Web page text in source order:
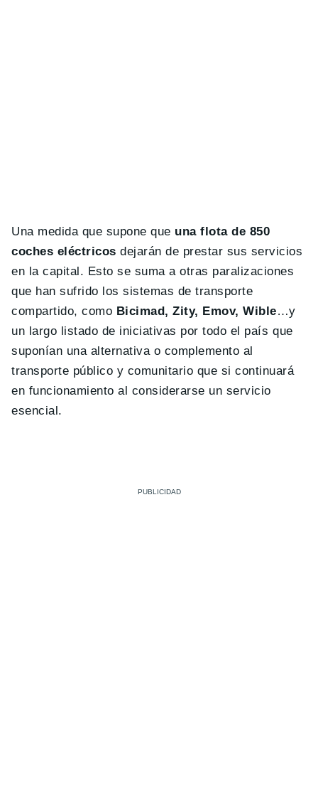
Una medida que supone que una flota de 850
coches eléctricos dejarán de prestar sus servicios
en la capital. Esto se suma a otras paralizaciones
que han sufrido los sistemas de transporte
compartido, como Bicimad, Zity, Emov, Wible…y
un largo listado de iniciativas por todo el país que
suponían una alternativa o complemento al
transporte público y comunitario que si continuará
en funcionamiento al considerarse un servicio
esencial.